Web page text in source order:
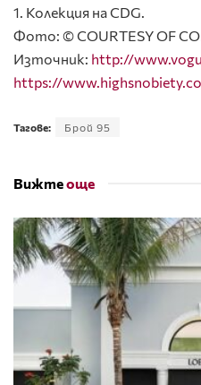
1. Колекция на CDG.
Фото: © COURTESY OF
Източник: http://
https://
Тагове: Брой 95
Вижтеоще